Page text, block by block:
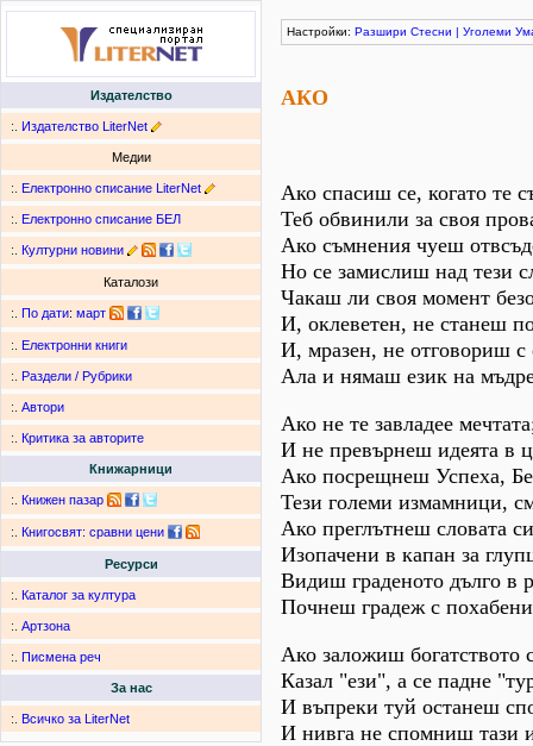
Издателство
:. Издателство LiterNet
Медии
:. Електронно списание LiterNet
:. Електронно списание БЕЛ
:. Културни новини
Каталози
:. По дати: март
:. Електронни книги
:. Раздели / Рубрики
:. Автори
:. Критика за авторите
Книжарници
:. Книжен пазар
:. Книгосвят: сравни цени
Ресурси
:. Каталог за култура
:. Артзона
:. Писмена реч
За нас
:. Всичко за LiterNet
Настройки: Разшири Стесни | Уголеми
АКО
Ако спасиш се, когато те
Теб обвинили за своя
Ако съмнения чуеш
Но се замислиш над тези
Чакаш ли своя момент
И, оклеветен, не станеш
И, мразен, не отговориш с
Ала и нямаш език на
Ако не те завладее
И не превърнеш идеята в
Ако посрещнеш Успеха,
Тези големи измамници,
Ако преглътнеш словата
Изопачени в капан за
Видиш граденото дълго в
Почнеш градеж с
Ако заложиш богатството
Казал "ези", а се падне
И въпреки туй останеш
И нивга не спомниш тази